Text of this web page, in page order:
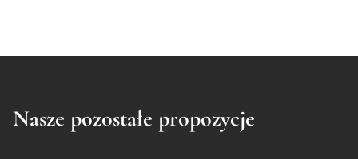
Nasze pozostałe propozycje